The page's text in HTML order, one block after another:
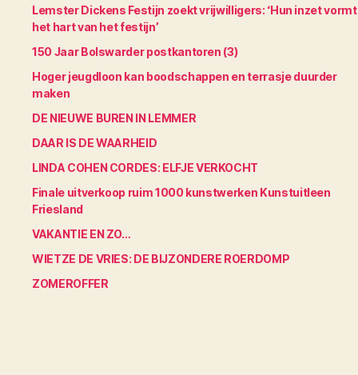
Lemster Dickens Festijn zoekt vrijwilligers: ‘Hun inzet vormt
het hart van het festijn’
150 Jaar Bolswarder postkantoren (3)
Hoger jeugdloon kan boodschappen en terrasje duurder
maken
DE NIEUWE BUREN IN LEMMER
DAAR IS DE WAARHEID
LINDA COHEN CORDES: ELFJE VERKOCHT
Finale uitverkoop ruim 1000 kunstwerken Kunstuitleen
Friesland
VAKANTIE EN ZO…
WIETZE DE VRIES: DE BIJZONDERE ROERDOMP
ZOMEROFFER